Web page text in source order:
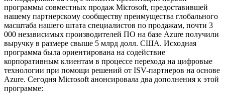
программы совместных продаж Microsoft, предоставившей
нашему партнерскому сообществу преимущества глобального
масштаба нашего штата специалистов по продажам, почти 3
000 независимых производителей ПО на базе Azure получили
выручку в размере свыше 5 млрд долл. США. Исходная
программа была ориентирована на содействие
корпоративным клиентам в процессе перехода на цифровые
технологии при помощи решений от ISV-партнеров на основе
Azure. Сегодня Microsoft анонсировала два дополнения к этой
программе: